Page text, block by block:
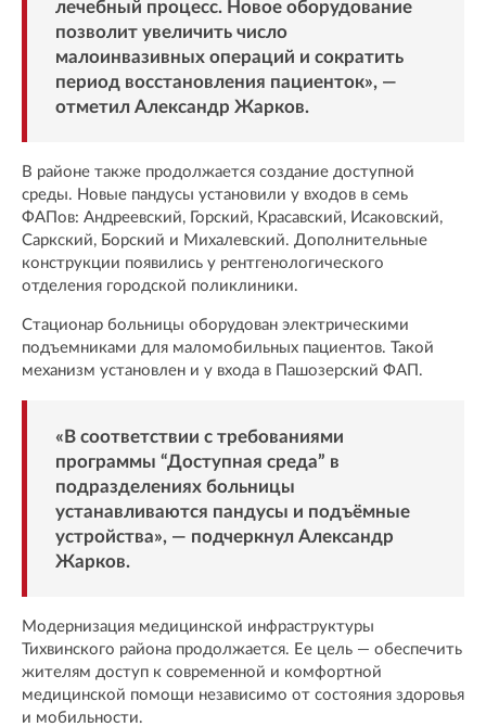
лечебный процесс. Новое оборудование
позволит увеличить число
малоинвазивных операций и сократить
период восстановления пациенток», —
отметил Александр Жарков.
В районе также продолжается создание доступной
среды. Новые пандусы установили у входов в семь
ФАПов: Андреевский, Горский, Красавский, Исаковский,
Саркский, Борский и Михалевский. Дополнительные
конструкции появились у рентгенологического
отделения городской поликлиники.
Стационар больницы оборудован электрическими
подъемниками для маломобильных пациентов. Такой
механизм установлен и у входа в Пашозерский ФАП.
«В соответствии с требованиями
программы “Доступная среда” в
подразделениях больницы
устанавливаются пандусы и подъёмные
устройства», — подчеркнул Александр
Жарков.
Модернизация медицинской инфраструктуры
Тихвинского района продолжается. Ее цель — обеспечить
жителям доступ к современной и комфортной
медицинской помощи независимо от состояния здоровья
и мобильности.